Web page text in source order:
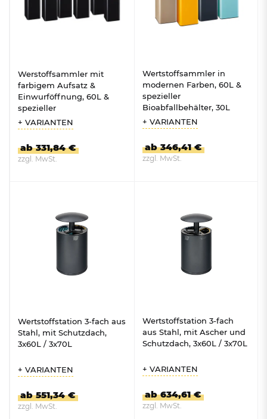
Werstoffsammler mit
farbigem Aufsatz &
Einwurföffnung, 60L &
spezieller
Bioabfallbehälter, 30L
+ VARIANTEN
ab 331,84 €
zzgl. MwSt.
Wertstoffsammler in
modernen Farben, 60L &
spezieller
Bioabfallbehälter, 30L
+ VARIANTEN
ab 346,41 €
zzgl. MwSt.
Wertstoffstation 3-fach aus
Stahl, mit Schutzdach,
3x60L / 3x70L
+ VARIANTEN
ab 551,34 €
zzgl. MwSt.
Wertstoffstation 3-fach
aus Stahl, mit Ascher und
Schutzdach, 3x60L / 3x70L
+ VARIANTEN
ab 634,61 €
zzgl. MwSt.